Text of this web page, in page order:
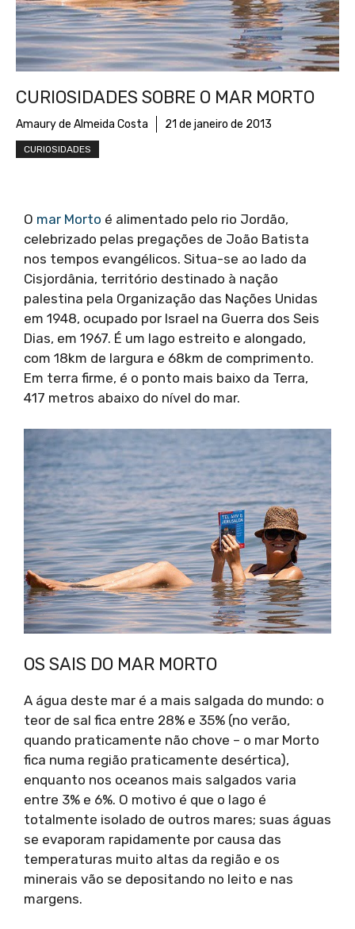
CURIOSIDADES SOBRE O MAR MORTO
Amaury de Almeida Costa 21 de janeiro de 2013
CURIOSIDADES
O mar Morto é alimentado pelo rio Jordão,
celebrizado pelas pregações de João Batista
nos tempos evangélicos. Situa-se ao lado da
Cisjordânia, território destinado à nação
palestina pela Organização das Nações Unidas
em 1948, ocupado por Israel na Guerra dos Seis
Dias, em 1967. É um lago estreito e alongado,
com 18km de largura e 68km de comprimento.
Em terra firme, é o ponto mais baixo da Terra,
417 metros abaixo do nível do mar.
OS SAIS DO MAR MORTO
A água deste mar é a mais salgada do mundo: o
teor de sal fica entre 28% e 35% (no verão,
quando praticamente não chove – o mar Morto
fica numa região praticamente desértica),
enquanto nos oceanos mais salgados varia
entre 3% e 6%. O motivo é que o lago é
totalmente isolado de outros mares; suas águas
se evaporam rapidamente por causa das
temperaturas muito altas da região e os
minerais vão se depositando no leito e nas
margens.